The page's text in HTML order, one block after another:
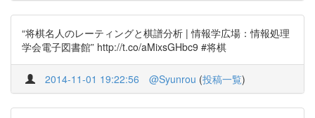
“将棋名人のレーティングと棋譜分析 | 情報学広場：情報処理
学会電子図書館” http://t.co/aMixsGHbc9 #将棋
2014-11-01 19:22:56 @Syunrou (投稿一覧)